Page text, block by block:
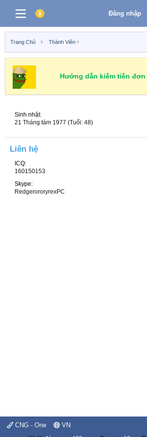
Đăng nhập
Trang Chủ Thành Viên
Hướng dẫn kiếm tiền
Sinh nhật
21 Tháng tám 1977 (Tuổi: 48)
Liên hệ
ICQ
160150153
Skype
RedgerororyrexPC
CNG - One VN